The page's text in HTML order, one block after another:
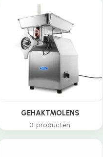
GEHAKTMOLENS
3 producten